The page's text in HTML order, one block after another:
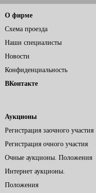
О фирме
Схема проезда
Наши специалисты
Новости
Конфиденциальность
ВКонтакте
Аукционы
Регистрация заочного участия
Регистрация очного участия
Очные аукционы. Положения
Интернет аукционы.
Положения